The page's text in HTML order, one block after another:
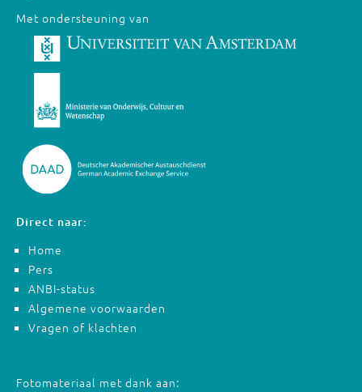
Met ondersteuning van
Direct naar:
Home
Pers
ANBI-status
Algemene voorwaarden
Vragen of klachten
Fotomateriaal met dank aan: